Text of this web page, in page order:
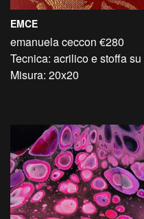
EMCE
emanuela ceccon €280
Tecnica: acrilico e stoffa
Misura: 20x20